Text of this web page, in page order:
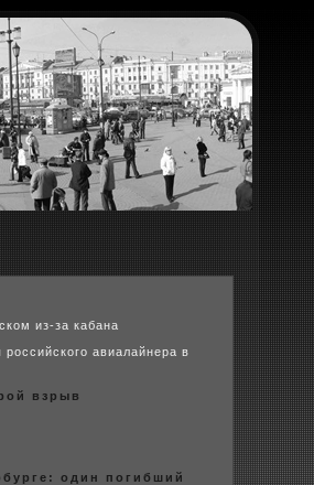
из-за кабана
авиалайнера в
взрыв
один погибший